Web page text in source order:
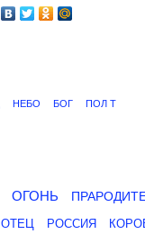
НЕБО БОГ ПОЛ Т
ОГОНЬ
ОТЕЦ РОССИЯ